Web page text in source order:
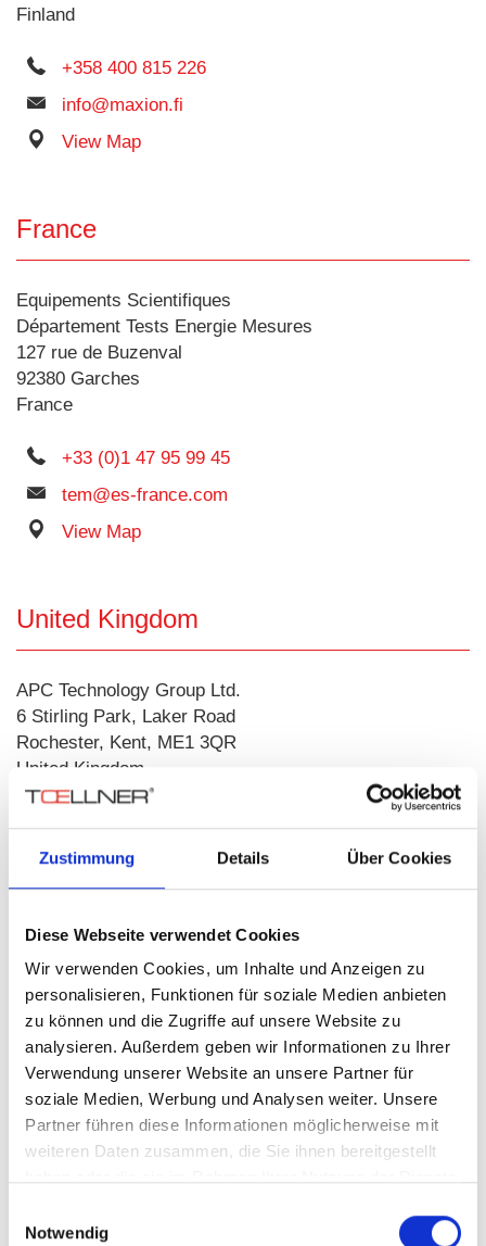
Zustimmung Details Über Cookies
Diese Webseite verwendet Cookies
Wir verwenden Cookies, um Inhalte und Anzeigen zu
personalisieren, Funktionen für soziale Medien anbieten
zu können und die Zugriffe auf unsere Website zu
analysieren. Außerdem geben wir Informationen zu Ihrer
Verwendung unserer Website an unsere Partner für
soziale Medien, Werbung und Analysen weiter. Unsere
Partner führen diese Informationen möglicherweise mit
weiteren Daten zusammen, die Sie ihnen bereitgestellt
Notwendig
Finland
+358 400 815 226
info@maxion.fi
View Map
France
Equipements Scientifiques
Département Tests Energie Mesures
127 rue de Buzenval
92380 Garches
France
+33 (0)1 47 95 99 45
tem@es-france.com
View Map
United Kingdom
APC Technology Group Ltd.
6 Stirling Park, Laker Road
Rochester, Kent, ME1 3QR
United Kingdom
test@apctech.com
View Map
Hungary
Kora BT
Mr. Miklos Kovacs
Törökor u. 31
1145 Budapest
Hungary
+36 1 223 1045